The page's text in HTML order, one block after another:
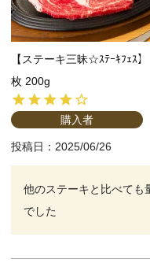
【ステーキ三昧☆ｽﾃｰｷﾌｪｽ
枚 200g
購入者
投稿日 2025/06/26
他のステーキと比べても
でした